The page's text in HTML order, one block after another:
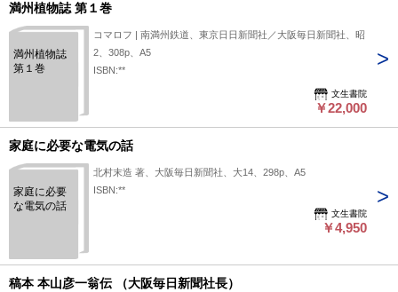
満州植物誌 第１巻
満州植物誌
第１巻
コマロフ | 南満州鉄道、東京日日新聞社／大阪毎日新聞社、昭
2、308p、A5
ISBN:**
文生書院
￥22,000
家庭に必要な電気の話
家庭に必要
な電気の話
北村末造 著、大阪毎日新聞社、大14、298p、A5
ISBN:**
文生書院
￥4,950
稿本 本山彦一翁伝 （大阪毎日新聞社長）